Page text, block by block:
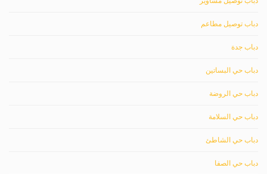
دباب توصيل مطاعم
دباب جدة
دباب حي البساتين
دباب حي الروضة
دباب حي السلامة
دباب حي الشاطئ
دباب حي الصفا